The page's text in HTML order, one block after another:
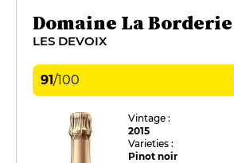
Domaine La Borderie
LES DEVOIX
91/100
Vintage :
2015
Varieties :
Pinot noir